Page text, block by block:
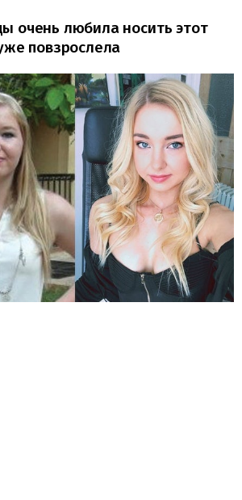
очень любила носить этот
повзрослела